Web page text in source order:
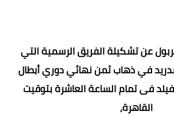
عن تشكيلة الفريق الرسمية التي
في ذهاب ثمن نهائي دوري أبطال
فى تمام الساعة العاشرة بتوقيت
القاهرة،